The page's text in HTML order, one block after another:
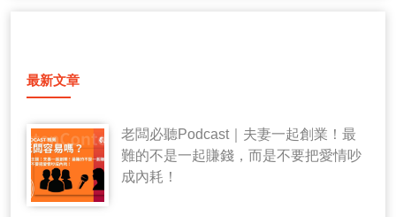
最新文章
老闆必聽Podcast｜夫妻一起創業！最
難的不是一起賺錢，而是不要把愛情吵
成內耗！